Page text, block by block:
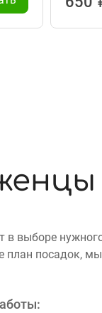
в выборе
план посадок,